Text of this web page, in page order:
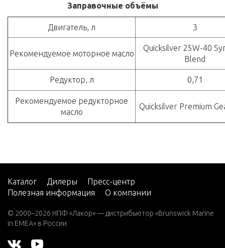
Заправочные объёмы
Двигатель, л 3
Рекомендуемое моторное масло
Quicksilver 25W-40
Blend
Редуктор, л 0,71
Рекомендуемое редукторное
масло
Quicksilver Premium
Каталог Дилеры
Пресс-центр
Полезная информация
О компании
© 2000–2026 НПФ «Лакор» — дистрибьютор «Brunswick Marine
in EMEA» в России